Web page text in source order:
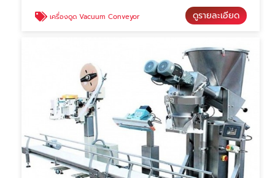
เครื่องดูด Vacuum Conveyor ดูรายละเอียด